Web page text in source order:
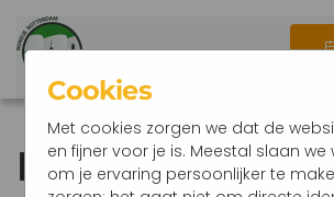
Fotogalerij
Cookies
Met cookies zorgen we dat de
en fijner voor je is. Meestal slaan
om je ervaring persoonlijker te